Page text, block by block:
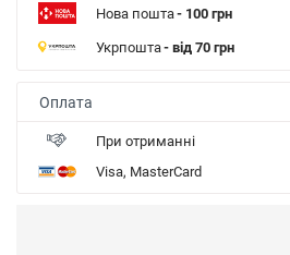
Нова пошта- 100 грн
Укрпошта- від 70 грн
Оплата
При отриманні
Visa, MasterCard